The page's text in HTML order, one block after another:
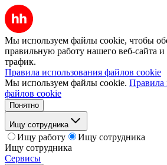
Мы используем файлы cookie, чтобы
правильную работу нашего веб-сайта и
трафик.
Правила использования файлов cookie
Мы используем файлы cookie. Правила
файлов cookie
Понятно
Ищу сотрудника
Ищу работу
Ищу сотрудника
Ищу сотрудника
Сервисы